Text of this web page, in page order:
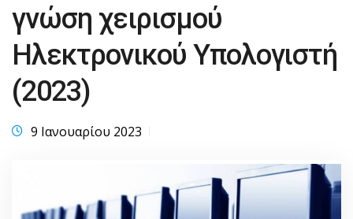
γνώση χειρισμού
Ηλεκτρονικού Υπολογιστή
(2023)
9 Ιανουαρίου 2023